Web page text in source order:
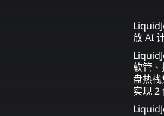
放 AI
软管
盘热
实现 2